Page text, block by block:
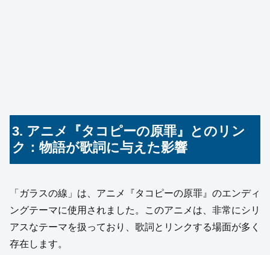
3. アニメ『タコピーの原罪』とのリン
ク：物語が歌詞に与えた影響
「ガラスの線」は、アニメ『タコピーの原罪』のエンディ
ングテーマに使用されました。このアニメは、非常にシリ
アスなテーマを扱っており、歌詞とリンクする場面が多く
存在します。